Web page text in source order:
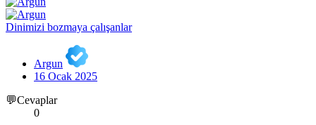
Dinimizi bozmaya çalışanlar
Argun
16 Ocak 2025
💬Cevaplar
0